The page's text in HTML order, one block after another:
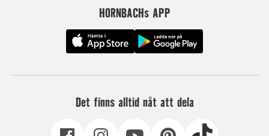
HORNBACHs APP
Det finns alltid nåt att dela